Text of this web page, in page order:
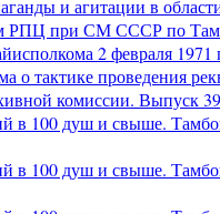
и агитации в
РПЦ при СМ СССР по
2 февраля 1971
о тактике проведения
комиссии. Выпуск
100 душ и свыше.
100 душ и свыше.